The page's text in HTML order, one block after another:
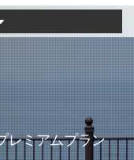
レミアムプラン